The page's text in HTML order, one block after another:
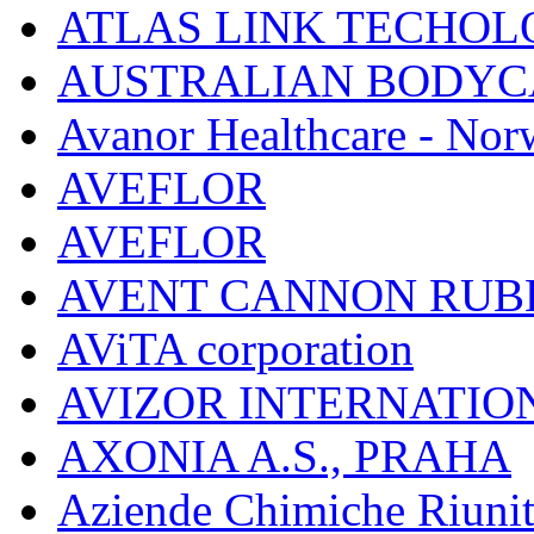
ATLAS LINK
AUSTRALIAN
Avanor Healthcare -
AVEFLOR
AVEFLOR
AVENT CANNON
AViTA corporation
AVIZOR
AXONIA A.S., PRAHA
Aziende Chimiche